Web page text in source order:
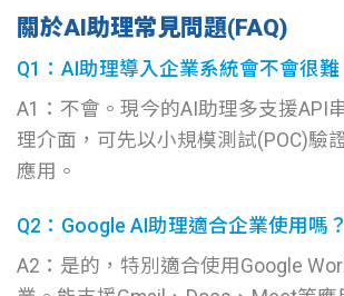
關於AI助理常見問題(FAQ)
Q1：AI助理導入企業系統會不會很難
A1：不會。現今的AI助理多支援API
理介面，可先以小規模測試(POC)驗
應用。
Q2：Google AI助理適合企業使用嗎？
A2：是的，特別適合使用Google